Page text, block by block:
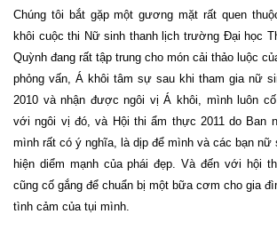
Chúng tôi bắt gặp một gương mặt rất quen
khôi cuộc thi Nữ sinh thanh lịch trường Đại học
Quỳnh đang rất tập trung cho món cải thảo luộc
phỏng vấn, Á khôi tâm sự sau khi tham gia nữ
2010 và nhận được ngôi vị Á khôi, mình luôn
với ngôi vị đó, và Hội thi ẩm thực 2011 do Ban
mình rất có ý nghĩa, là dịp để mình và các bạn nữ
hiện diểm mạnh của phái đẹp. Và đến với hội
cũng cố gắng để chuẩn bị một bữa cơm cho gia
tình cảm của tụi mình.